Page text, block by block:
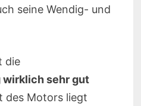
seine Wendig- und
die
sehr gut
des Motors liegt